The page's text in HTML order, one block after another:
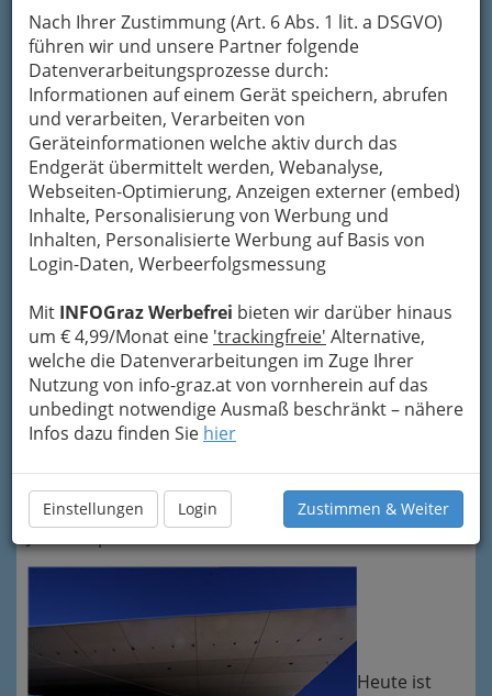
Nach Ihrer Zustimmung (Art. 6 Abs. 1 lit. a DSGVO)
führen wir und unsere Partner folgende
Datenverarbeitungsprozesse durch:
Informationen auf einem Gerät speichern, abrufen
und verarbeiten, Verarbeiten von
Geräteinformationen welche aktiv durch das
Endgerät übermittelt werden, Webanalyse,
Webseiten-Optimierung, Anzeigen externer (embed)
Inhalte, Personalisierung von Werbung und
Inhalten, Personalisierte Werbung auf Basis von
Login-Daten, Werbeerfolgsmessung
Mit INFOGraz Werbefrei bieten wir darüber hinaus
um € 4,99/Monat eine 'trackingfreie' Alternative,
welche die Datenverarbeitungen im Zuge Ihrer
Nutzung von info-graz.at von vornherein auf das
unbedingt notwendige Ausmaß beschränkt – nähere
Infos dazu finden Sie hier
Einstellungen Login Zustimmen & Weiter
Fläche von 4,06 km² leben hier fast 30 000
Menschen, was diesen Bezirk zu dem
einwohnerreichsten macht und einer
Bevölkerungsdichte von rund 7.400 Bewohnern
je km² entspricht.
Seit 1899 besitzt der VI. Grazer Bezirk seine
heutigen Grenzen und verdankt seinen Namen
Casper Andreas Edler von Jakomini, der aus
einer angesehenen Familie stammte, die im
Raum Fiume und Görz ansässig war und dem
Jahre in Cilli (Slowenien) als Postmeister tätig
war, zog er 1780 nach Graz. Im Jahre 1784
ersteigerte von Jakomini große Gründe im
Süden der Altstadt,auf denen er seine „eigene“
Vorstadt errichtete, die er nach dem Kaiser
„Josefstadt“ benannte. Nach dem Tod Josefs II.
auf. Sein neuer Herrschaftsmittelpunkt war der
Neuhof – auch „Alte Post“ genannt – am
Heute ist